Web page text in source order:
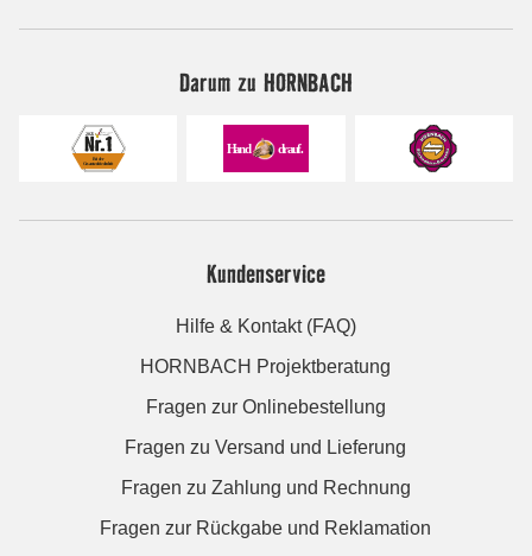
Darum zu HORNBACH
Kundenservice
Hilfe & Kontakt (FAQ)
HORNBACH Projektberatung
Fragen zur Onlinebestellung
Fragen zu Versand und Lieferung
Fragen zu Zahlung und Rechnung
Fragen zur Rückgabe und Reklamation